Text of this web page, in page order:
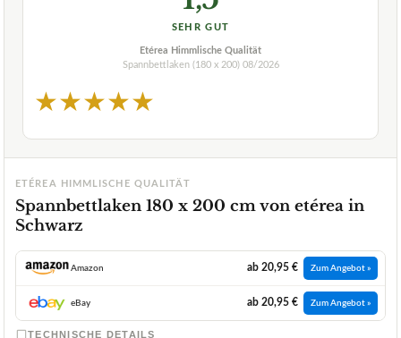
SEHR GUT
Etérea Himmlische Qualität
Spannbettlaken (180 x 200) 08/2026
★★★★★
ETÉREA HIMMLISCHE QUALITÄT
Spannbettlaken 180 x 200 cm von etérea in
Schwarz
Amazon ab 20,95 € Zum Angebot »
eBay ab 20,95 € Zum Angebot »
TECHNISCHE DETAILS